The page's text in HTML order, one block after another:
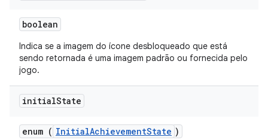
boolean
Indica se a imagem do ícone desbloqueado que está
sendo retornada é uma imagem padrão ou fornecida pelo
jogo.
initialState
enum ( InitialAchievementState )